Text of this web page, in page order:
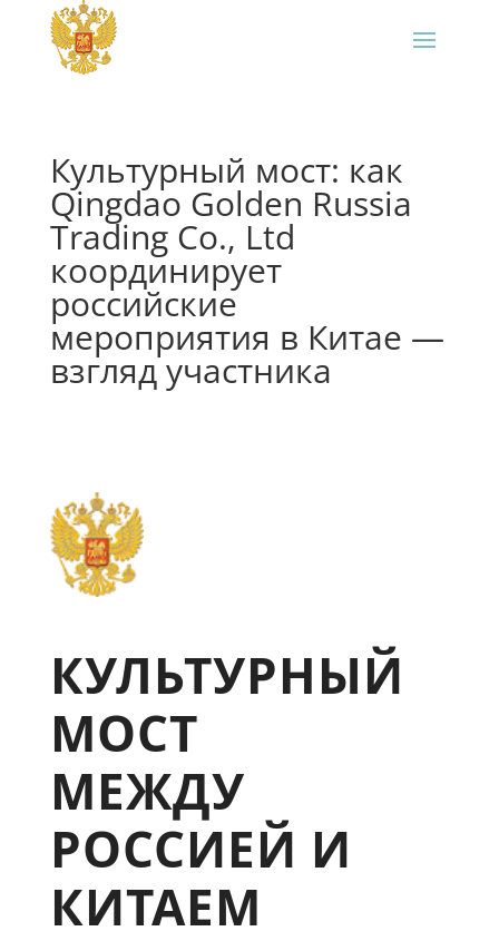
Культурный мост: как
Qingdao Golden Russia
Trading Co., Ltd
координирует
российские
мероприятия в Китае —
взгляд участника
КУЛЬТУРНЫЙ
МОСТ
МЕЖДУ
РОССИЕЙ И
КИТАЕМ